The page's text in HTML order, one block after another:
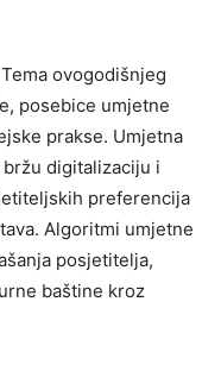
Tema ovogodišnjeg
posebice umjetne
prakse. Umjetna
digitalizaciju i
preferencija
Algoritmi umjetne
posjetitelja,
baštine kroz